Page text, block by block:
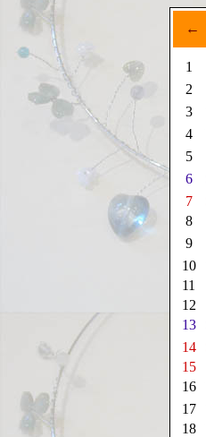
←
1
2
3
4
5
6
7
8
9
10
11
12
13
14
15
16
17
18